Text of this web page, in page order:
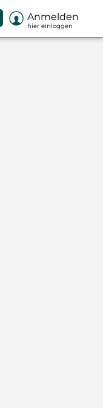
 Anmelden
hier einloggen